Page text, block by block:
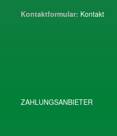
Kontaktformular: Kontakt
ZAHLUNGSANBIETER